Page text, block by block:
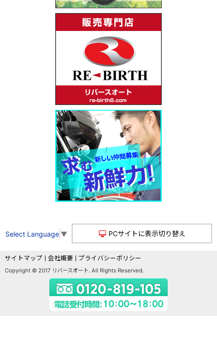
Select Language ▼ PCサイトに表示切り替え
サイトマップ 会社概要 プライバシーポリシー
Copyright © 2017 リバースオート. All Rights Reserved.